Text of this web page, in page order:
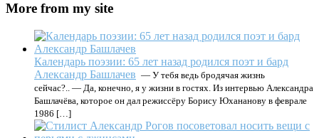
More from my site
Календарь поэзии: 65 лет назад родился поэт и бард
Александр Башлачев — У тебя ведь бродячая жизнь
сейчас?.. — Да, конечно, я у жизни в гостях. Из интервью Александра
Башлачёва, которое он дал режиссёру Борису Юхананову в феврале
1986 […]